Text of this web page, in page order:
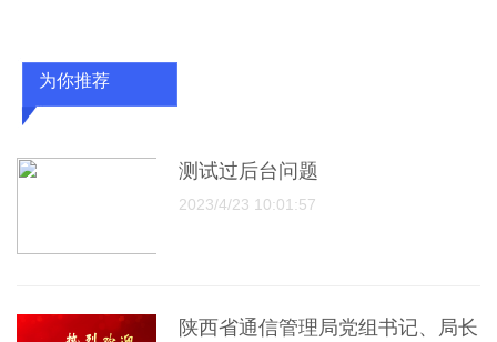
为你推荐
测试过后台问题
2023/4/23 10:01:57
陕西省通信管理局党组书记、局长